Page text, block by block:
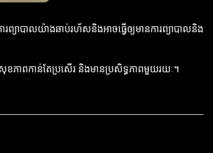
ព្យាបាលយ៉ាងឆាប់រហ័សនិងអាចធ្វើឲ្យមានការព្យាបាលនិង
សុខភាពកាន់តែប្រសើរ និងមានប្រសិទ្ធភាពមួយរយៈ។